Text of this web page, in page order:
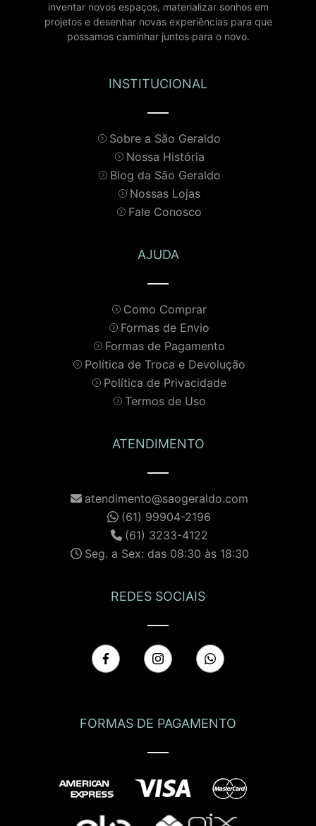
inventar novos espaços, materializar sonhos em
projetos e desenhar novas experiências para que
possamos caminhar juntos para o novo.
INSTITUCIONAL
Sobre a São Geraldo
Nossa História
Blog da São Geraldo
Nossas Lojas
Fale Conosco
AJUDA
Como Comprar
Formas de Envio
Formas de Pagamento
Política de Troca e Devolução
Política de Privacidade
Termos de Uso
ATENDIMENTO
atendimento@saogeraldo.com
(61) 99904-2196
(61) 3233-4122
Seg. a Sex: das 08:30 às 18:30
REDES SOCIAIS
FORMAS DE PAGAMENTO